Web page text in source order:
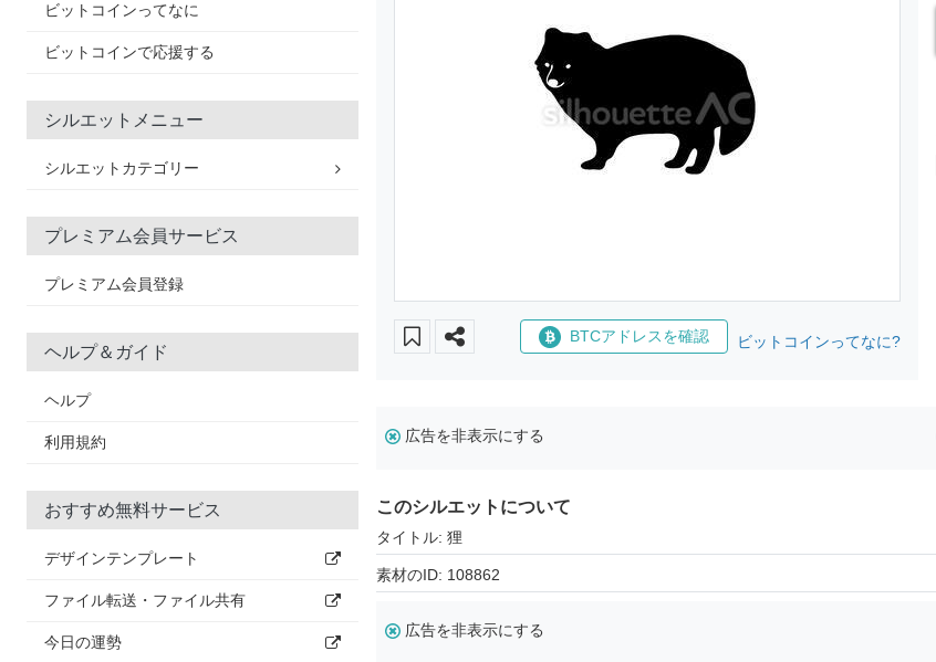
ビットコインってなに
ビットコインで応援する
シルエットメニュー
シルエットカテゴリー
プレミアム会員サービス
プレミアム会員登録
ヘルプ＆ガイド
ヘルプ
利用規約
おすすめ無料サービス
デザインテンプレート
ファイル転送・ファイル共有
今日の運勢
BTCアドレスを確認 ビットコインってなに?
広告を非表示にする
このシルエットについて
タイトル: 狸
素材のID: 108862
広告を非表示にする